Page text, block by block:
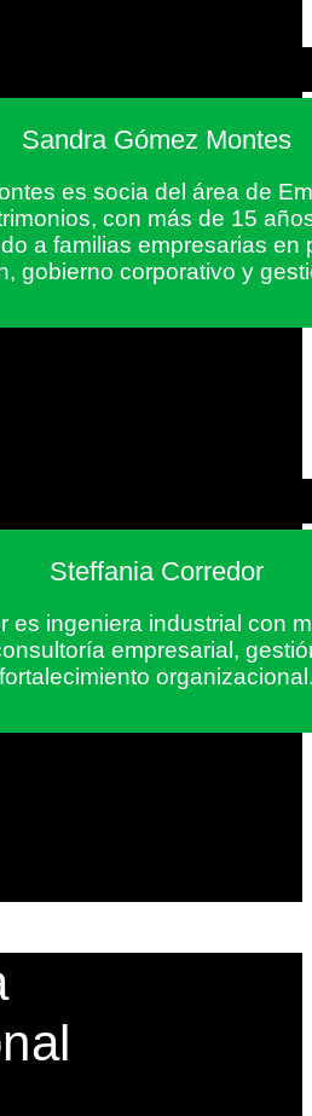
Sandra Gómez Montes
es socia del área de
con más de 15
a familias empresarias en
gobierno corporativo y
Steffania Corredor
es ingeniera industrial con
empresarial,
fortalecimiento